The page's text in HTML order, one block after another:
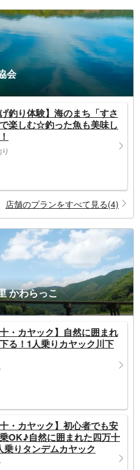
会
釣り体験】海のまち「すさ
楽しむ☆釣った魚も美味し
店舗のプランをすべて見る(4)
かわらっこ
・カヤック】自然に囲まれ
る！1人乗りカヤック川下
・カヤック】初心者でも安
OK♪自然に囲まれた四万十
乗りタンデムカヤック